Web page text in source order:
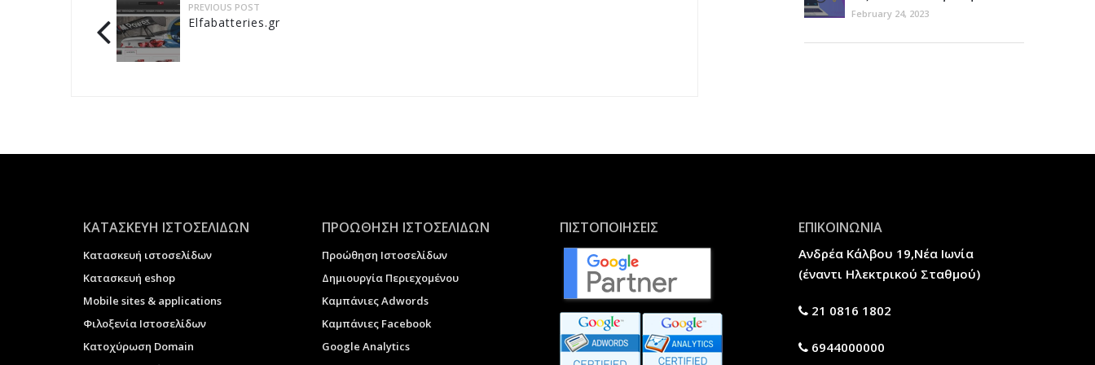
PREVIOUS POST
Elfabatteries.gr
ιστοσελίδα σας
February 24, 2023
ΚΑΤΑΣΚΕΥΗ ΙΣΤΟΣΕΛΙΔΩΝ
Κατασκευή ιστοσελίδων
Κατασκευή eshop
Μobile sites & applications
Φιλοξενία Ιστοσελίδων
Κατοχύρωση Domain
ΠΡΟΩΘΗΣΗ ΙΣΤΟΣΕΛΙΔΩΝ
Προώθηση Ιστοσελίδων
Δημιουργία Περιεχομένου
Καμπάνιες Adwords
Καμπάνιες Facebook
Google Analytics
ΠΙΣΤΟΠΟΙΗΣΕΙΣ ΕΠΙΚΟΙΝΩΝΙΑ
Ανδρέα Κάλβου 19,Νέα Ιωνία
(έναντι Ηλεκτρικού Σταθμού)
21 0816 1802
6944000000